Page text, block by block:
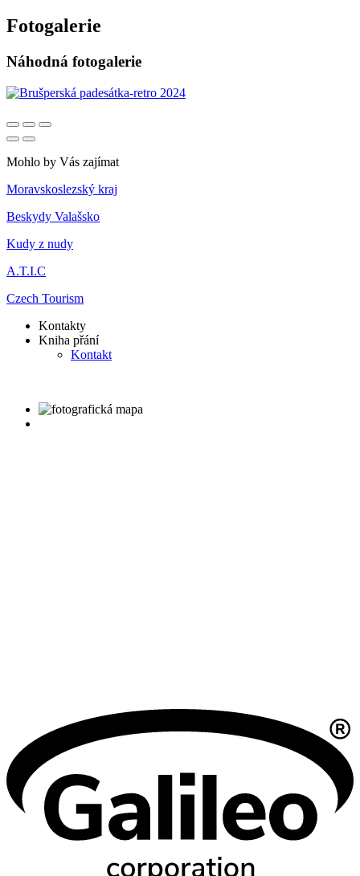
Fotogalerie
Náhodná fotogalerie
Mohlo by Vás zajímat
Moravskoslezský kraj
Beskydy Valašsko
Kudy z nudy
A.T.I.C
Czech Tourism
Kontakty
Kniha přání
Kontakt